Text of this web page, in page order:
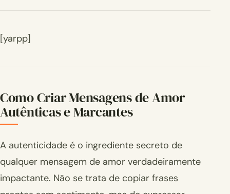
[yarpp]
Como Criar Mensagens de Amor
Autênticas e Marcantes
A autenticidade é o ingrediente secreto de
qualquer mensagem de amor verdadeiramente
impactante. Não se trata de copiar frases